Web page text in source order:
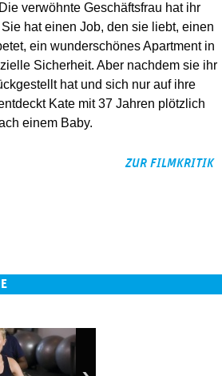
verwöhnte Geschäftsfrau hat ihr
hat einen Job, den sie liebt, einen
ein wunderschönes Apartment in
Sicherheit. Aber nachdem sie ihr
hat und sich nur auf ihre
Kate mit 37 Jahren plötzlich
einem Baby.
ZUR FILMKRITIK